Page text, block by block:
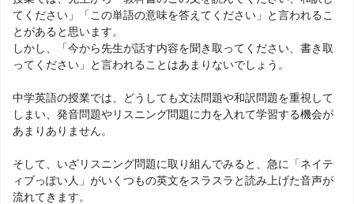
てください」「この単語の意味を答えてください」と言われるこ
とがあると思います。
しかし、「今から先生が話す内容を聞き取ってください、書き取
ってください」と言われることはあまりないでしょう。
中学英語の授業では、どうしても文法問題や和訳問題を重視して
しまい、発音問題やリスニング問題に力を入れて学習する機会が
あまりありません。
そして、いざリスニング問題に取り組んでみると、急に「ネイテ
ィブっぽい人」がいくつもの英文をスラスラと読み上げた音声が
流れてきます。